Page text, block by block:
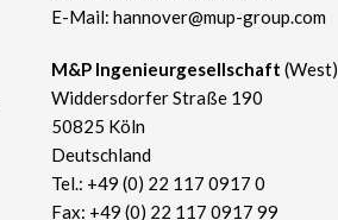
E-Mail: hannover@mup-group.com
​M&P Ingenieurgesellschaft (West)
Widdersdorfer Straße 190
50825 Köln
Deutschland
Tel.: +49 (0) 22 117 0917 0
Fax: +49 (0) 22 117 0917 99